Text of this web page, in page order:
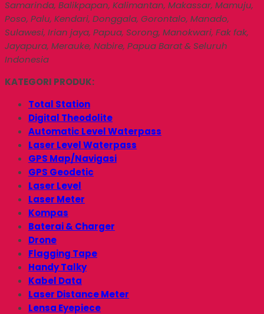
Samarinda, Balikpapan, Kalimantan, Makassar, Mamuju,
Poso, Palu, Kendari, Donggala, Gorontalo, Manado,
Sulawesi, Irian jaya, Papua, Sorong, Manokwari, Fak fak,
Jayapura, Merauke, Nabire, Papua Barat & Seluruh
Indonesia
KATEGORI PRODUK:
Total Station
Digital Theodolite
Automatic Level Waterpass
Laser Level Waterpass
GPS Map/Navigasi
GPS Geodetic
Laser Level
Laser Meter
Kompas
Baterai & Charger
Drone
Flagging Tape
Handy Talky
Kabel Data
Laser Distance Meter
Lensa Eyepiece